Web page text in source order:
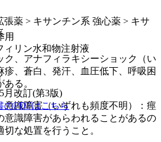
用
、アナフィラキシーショック（い
疹、蒼白、発汗、血圧低下、呼吸困
る。
識障害（いずれも頻度不明）：痙
意識障害があらわれることがあるの
な処置を行うこと。
張薬 > キサンチン系 強心薬 > キサ
ィリン水和物注射液
月改訂(第3版)
のPDFはこちら